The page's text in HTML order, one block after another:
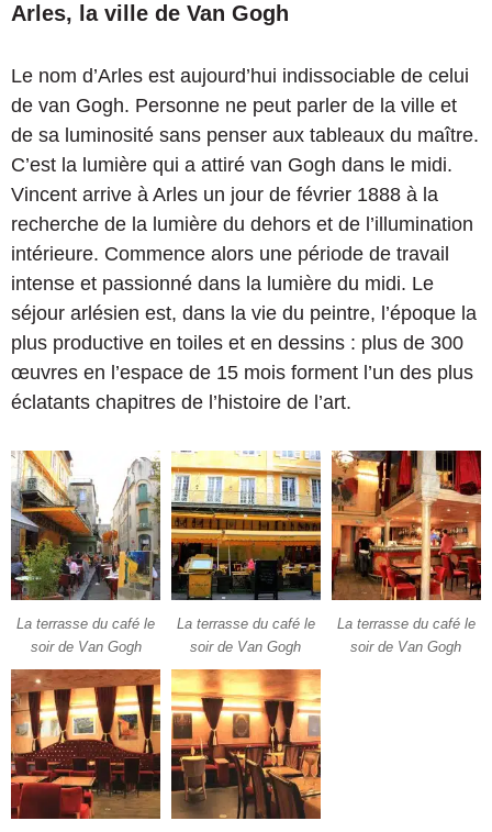
Arles, la ville de Van Gogh
Le nom d’Arles est aujourd’hui indissociable de celui
de van Gogh. Personne ne peut parler de la ville et
de sa luminosité sans penser aux tableaux du maître.
C’est la lumière qui a attiré van Gogh dans le midi.
Vincent arrive à Arles un jour de février 1888 à la
recherche de la lumière du dehors et de l’illumination
intérieure. Commence alors une période de travail
intense et passionné dans la lumière du midi. Le
séjour arlésien est, dans la vie du peintre, l’époque la
plus productive en toiles et en dessins : plus de 300
œuvres en l’espace de 15 mois forment l’un des plus
éclatants chapitres de l’histoire de l’art.
La terrasse du café le
soir de Van Gogh
La terrasse du café le
soir de Van Gogh
La terrasse du café le
soir de Van Gogh